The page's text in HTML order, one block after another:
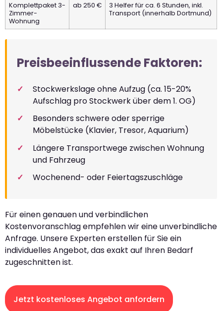
Komplettpaket 3-
Zimmer-
Wohnung
ab 250 €
3 Helfer für ca. 6 Stunden, inkl.
Transport (innerhalb Dortmund)
Preisbeeinflussende Faktoren:
Stockwerkslage ohne Aufzug (ca. 15-20%
Aufschlag pro Stockwerk über dem 1. OG)
Besonders schwere oder sperrige
Möbelstücke (Klavier, Tresor, Aquarium)
Längere Transportwege zwischen Wohnung
und Fahrzeug
Wochenend- oder Feiertagszuschläge
Für einen genauen und verbindlichen
Kostenvoranschlag empfehlen wir eine unverbindliche
Anfrage. Unsere Experten erstellen für Sie ein
individuelles Angebot, das exakt auf Ihren Bedarf
zugeschnitten ist.
Jetzt kostenloses Angebot anfordern